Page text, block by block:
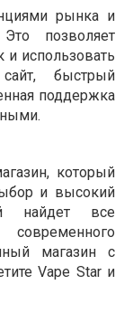
рынка и
позволяет
и использовать
быстрый
поддержка
который
и высокий
найдет все
магазин с
Vape Star и